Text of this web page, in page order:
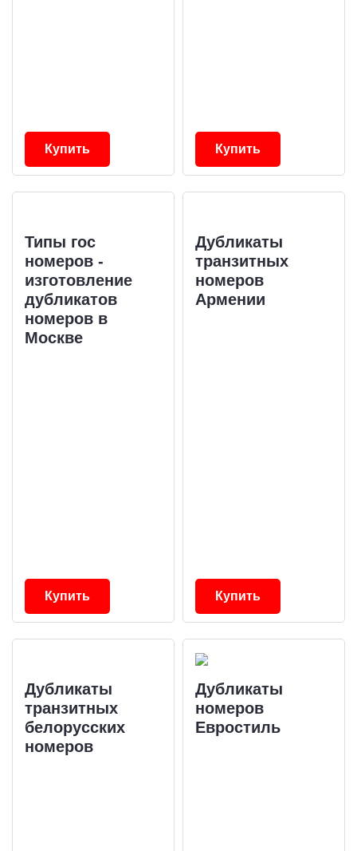
Купить Купить
Типы гос
номеров -
изготовление
дубликатов
номеров в
Москве
Купить
Дубликаты
транзитных
номеров
Армении
Купить
Дубликаты
транзитных
белорусских
номеров
Дубликаты
номеров
Евростиль